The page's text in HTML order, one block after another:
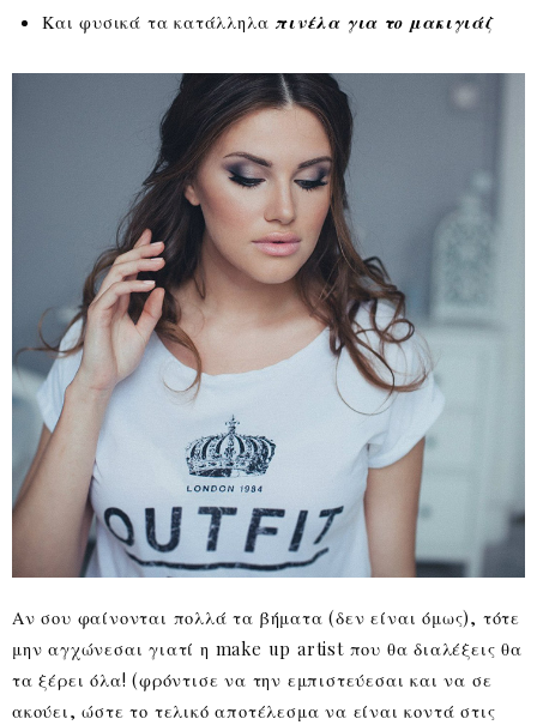
Και φυσικά τα κατάλληλα πινέλα για το μακιγιάζ
Αν σου φαίνονται πολλά τα βήματα (δεν είναι όμως), τότε
μην αγχώνεσαι γιατί η make up artist που θα διαλέξεις θα
τα ξέρει όλα! (φρόντισε να την εμπιστεύεσαι και να σε
ακούει, ώστε το τελικό αποτέλεσμα να είναι κοντά στις